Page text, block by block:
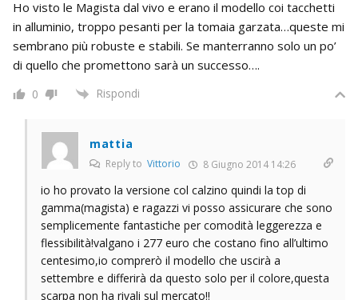
Ho visto le Magista dal vivo e erano il modello coi tacchetti
in alluminio, troppo pesanti per la tomaia garzata…queste mi
sembrano più robuste e stabili. Se manterranno solo un po’
di quello che promettono sarà un successo….
0 Rispondi
mattia
Reply to Vittorio 8 Giugno 2014 14:26
io ho provato la versione col calzino quindi la top di
gamma(magista) e ragazzi vi posso assicurare che sono
semplicemente fantastiche per comodità leggerezza e
flessibilità!valgano i 277 euro che costano fino all’ultimo
centesimo,io comprerò il modello che uscirà a
settembre e differirà da questo solo per il colore,questa
scarpa non ha rivali sul mercato!!